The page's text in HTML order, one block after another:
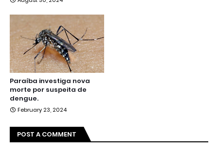
Paraíba investiga nova
morte por suspeita de
dengue.
February 23, 2024
POST A COMMENT